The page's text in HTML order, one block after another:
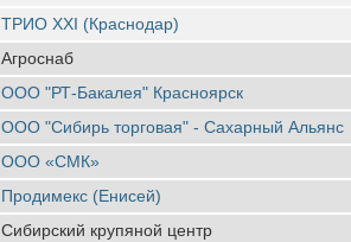
ТРИО XXI (Краснодар)
Агроснаб
ООО "РТ-Бакалея" Красноярск
ООО "Сибирь торговая" - Сахарный Альянс
ООО «СМК»
Продимекс (Енисей)
Сибирский крупяной центр